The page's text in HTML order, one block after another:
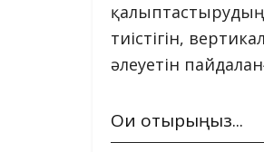
тиістігін,
әлеуетін
Оқи отырыңыз...